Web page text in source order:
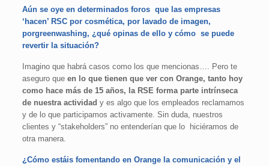
Aún se oye en determinados foros que las empresas
‘hacen’ RSC por cosmética, por lavado de imagen,
porgreenwashing, ¿qué opinas de ello y cómo se puede
revertir la situación?
Imagino que habrá casos como los que mencionas…. Pero te
aseguro queen lo que tienen que ver con Orange, tanto hoy
como hace más de 15 años, la RSE forma parte intrínseca
de nuestra actividad y es algo que los empleados reclamamos
y de lo que participamos activamente. Sin duda, nuestros
clientes y “stakeholders” no entenderían que lo hiciéramos de
otra manera.
¿Cómo estáis fomentando en Orange la comunicación y el